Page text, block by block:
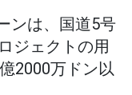
ンは、国道5号
ジェクトの用
2000万ドン以